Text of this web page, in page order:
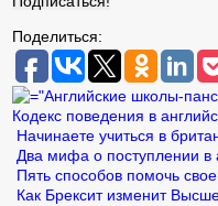
Поделиться:
Кодекс поведения в
Начинаете учиться в
Два мифа о поступлении в
Пять способов помочь
Как Брексит изменит